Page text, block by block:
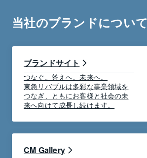
当社のブランドについて
ブランドサイト
つなぐ。答えへ。未来へ。
東急リバブルは多彩な事業領域を
つなぎ、ともにお客様と社会の未
来へ向けて成長し続けます。
CM Gallery